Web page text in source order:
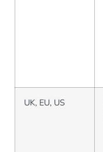
UK, EU, US